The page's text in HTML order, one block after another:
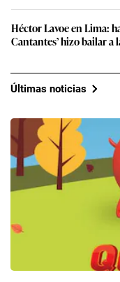
Héctor Lavoe en Lima:
Cantantes’ hizo bailar a
Últimas noticias